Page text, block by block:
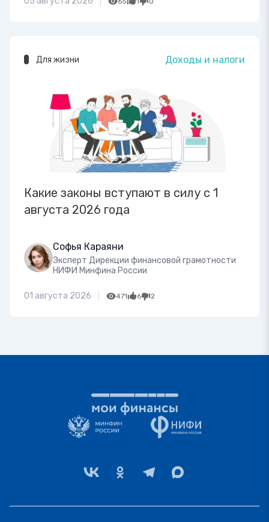
Для жизни Доходы и налоги
Какие законы вступают в силу с 1
августа 2026 года
Софья Караяни
Эксперт Дирекции финансовой грамотности
НИФИ Минфина России
01 августа 2026 471 6 2